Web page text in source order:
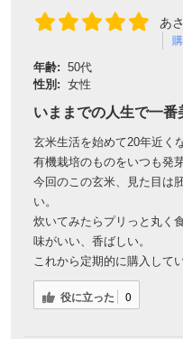
あ
年齢: 50代
性別: 女性
いままでの人生で一番
玄米生活を始めて20年近く
有機栽培のものをいつも発
今回のこの玄米、見た目は
い。
炊いてみたらプリっと丸く
味がいい、香ばしい。
これから定期的に購入して
役に立った 0